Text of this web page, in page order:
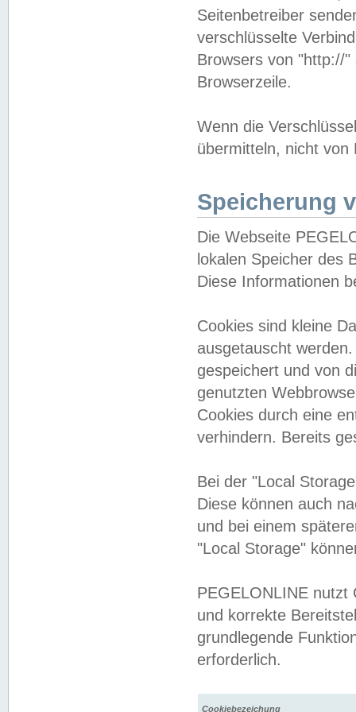
Seitenbetreiber
verschlüsselte
Browsers von "http://
Browserzeile.
Wenn die
übermitteln, nicht von
Speicherung
Die Webseite
lokalen Speicher des
Diese Informationen
Cookies sind kleine
ausgetauscht
gespeichert und von
genutzten
Cookies durch eine
verhindern. Bereits
Bei der "Local
Diese können auch
und bei einem
"Local Storage"
PEGELONLINE nutzt
und korrekte
grundlegende
erforderlich.
Cookiebezeichung